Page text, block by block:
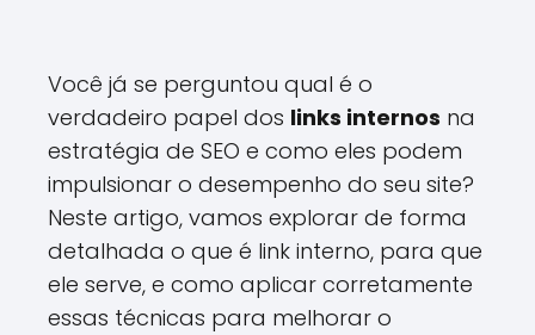
Você já se perguntou qual é o
verdadeiro papel dos links internos na
estratégia de SEO e como eles podem
impulsionar o desempenho do seu site?
Neste artigo, vamos explorar de forma
detalhada o que é link interno, para que
ele serve, e como aplicar corretamente
essas técnicas para melhorar o